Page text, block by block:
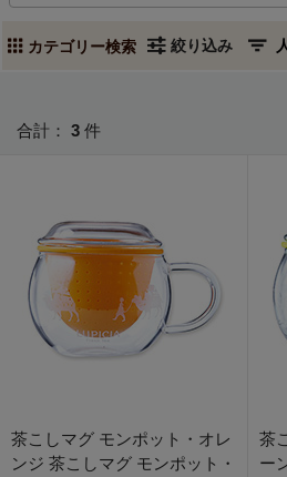
カテゴリー検索 絞り込み
合計： 3 件
茶こしマグ モンポット・オレ
ンジ 茶こしマグ モンポット・
茶
ー